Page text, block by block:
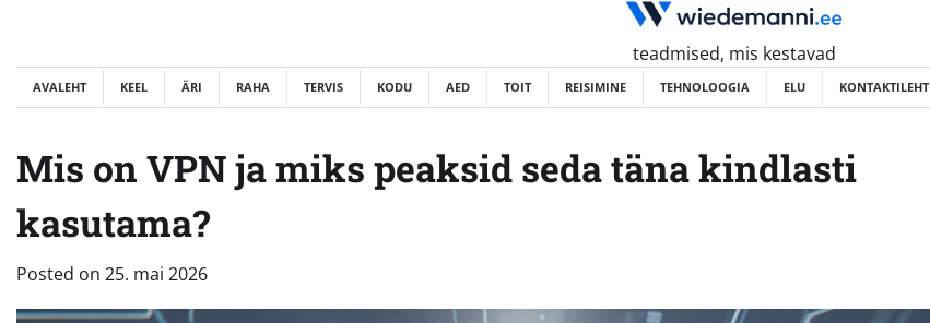
content
teadmised, mis kestavad
AVALEHT KEEL ÄRI RAHA TERVIS KODU AED TOIT REISIMINE TEHNOLOOGIA ELU KONTAKTILEHT
Mis on VPN ja miks peaksid seda täna kindlasti
kasutama?
Posted on 25. mai 2026